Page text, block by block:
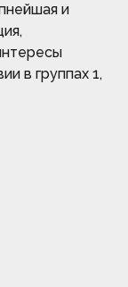
и
в группах 1,